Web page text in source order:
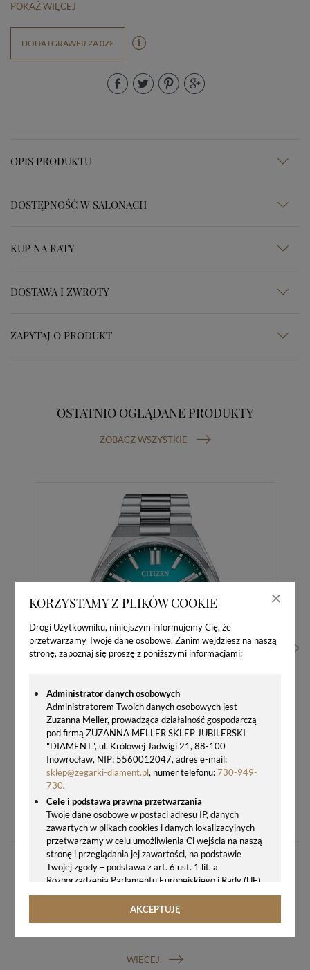
KORZYSTAMY Z PLIKÓW COOKIE
Drogi Użytkowniku, niniejszym informujemy Cię, że
przetwarzamy Twoje dane osobowe. Zanim wejdziesz na naszą
stronę, zapoznaj się proszę z poniższymi informacjami:
Administrator danych osobowych
Administratorem Twoich danych osobowych jest
Zuzanna Meller, prowadząca działalność gospodarczą
pod firmą ZUZANNA MELLER SKLEP JUBILERSKI
"DIAMENT", ul. Królowej Jadwigi 21, 88-100
Inowrocław, NIP: 5560012047, adres e-mail:
sklep@zegarki-diament.pl, numer telefonu:730-949-
730.
Cele i podstawa prawna przetwarzania
Twoje dane osobowe w postaci adresu IP, danych
zawartych w plikach cookies i danych lokalizacyjnych
przetwarzamy w celu umożliwienia Ci wejścia na naszą
stronę i przeglądania jej zawartości, na podstawie
Twojej zgody – podstawa z art. 6 ust. 1 lit. a
Rozporządzenia Parlamentu Europejskiego i Rady (UE)
2016/679 z 27.04.2016 r. w sprawie ochrony osób
fizycznych w związku z przetwarzaniem danych
AKCEPTUJĘ
POKAŻ WIĘCEJ
DODAJ GRAWER ZA 0ZŁ
OPIS PRODUKTU
DOSTĘPNOŚĆ W SALONACH
KUP NA RATY
DOSTAWA I ZWROTY
ZAPYTAJ O PRODUKT
OSTATNIO OGLĄDANE PRODUKTY
ZOBACZ WSZYSTKIE
1590,00 zł
WIĘCEJ